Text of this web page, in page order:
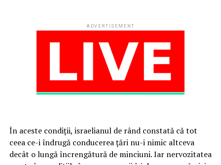
ADVERTISEMENT
În aceste condiții, israelianul de rând constată că tot
ceea ce-i îndrugă conducerea țări nu-i nimic altceva
decât o lungă încrengătură de minciuni. Iar nervozitatea